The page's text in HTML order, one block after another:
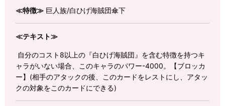
≪特徴≫ 巨人族/白ひげ海賊団傘下
≪テキスト≫
自分のコスト8以上の『白ひげ海賊団』を含む特徴を持つキ
ャラがいない場合、このキャラのパワー-4000。【ブロッカ
ー】(相手のアタックの後、このカードをレストにし、アタッ
クの対象をこのカードにできる)